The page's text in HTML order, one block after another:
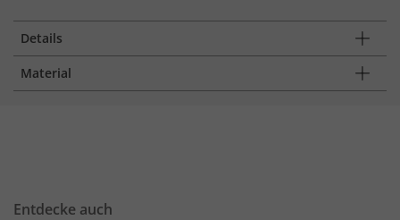
Details
Material
Entdecke auch